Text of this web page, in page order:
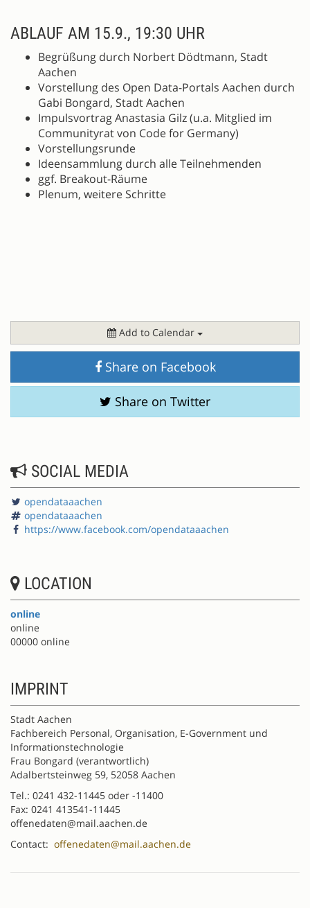
ABLAUF AM 15.9., 19:30 UHR
Begrüßung durch Norbert Dödtmann, Stadt
Aachen
Vorstellung des Open Data-Portals Aachen durch
Gabi Bongard, Stadt Aachen
Impulsvortrag Anastasia Gilz (u.a. Mitglied im
Communityrat von Code for Germany)
Vorstellungsrunde
Ideensammlung durch alle Teilnehmenden
ggf. Breakout-Räume
Plenum, weitere Schritte
Add to Calendar
Share on Facebook
Share on Twitter
SOCIAL MEDIA
opendataaachen
opendataaachen
https://www.facebook.com/opendataaachen
LOCATION
online
online
00000 online
IMPRINT
Stadt Aachen
Fachbereich Personal, Organisation, E-Government und
Informationstechnologie
Frau Bongard (verantwortlich)
Adalbertsteinweg 59, 52058 Aachen
Tel.: 0241 432-11445 oder -11400
Fax: 0241 413541-11445
offenedaten@mail.aachen.de
Contact: offenedaten@mail.aachen.de